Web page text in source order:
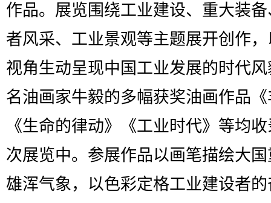
作品。展览围绕工业建设、重大装
者风采、工业景观等主题展开创作
视角生动呈现中国工业发展的时代
名油画家牛毅的多幅获奖油画作品
《生命的律动》《工业时代》等均
次展览中。参展作品以画笔描绘大
雄浑气象，以色彩定格工业建设者